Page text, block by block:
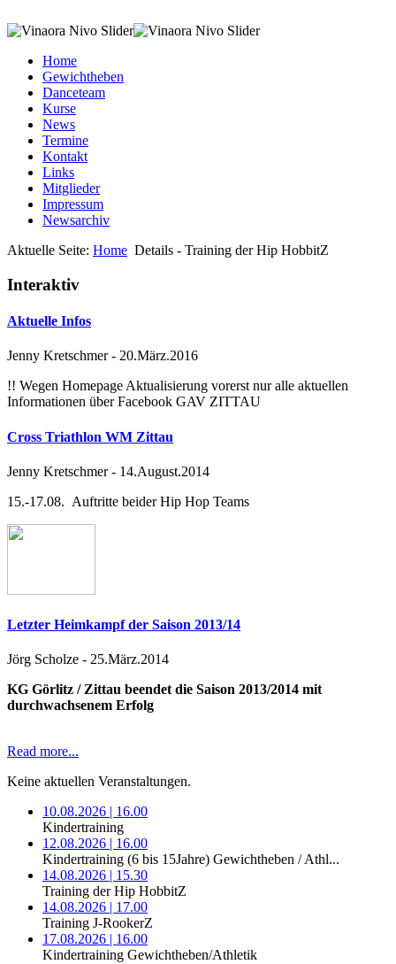
Home
Gewichtheben
Danceteam
Kurse
News
Termine
Kontakt
Links
Mitglieder
Impressum
Newsarchiv
Aktuelle Seite: Home Details - Training der Hip HobbitZ
Interaktiv
Aktuelle Infos
Jenny Kretschmer- 20.März.2016
!! Wegen Homepage Aktualisierung vorerst nur alle aktuellen
Informationen über Facebook GAV ZITTAU
Cross Triathlon WM Zittau
Jenny Kretschmer- 14.August.2014
15.-17.08. Auftritte beider Hip Hop Teams
Letzter Heimkampf der Saison 2013/14
Jörg Scholze - 25.März.2014
KG Görlitz / Zittau beendet die Saison 2013/2014 mit
durchwachsenem Erfolg
Read more...
Keine aktuellen Veranstaltungen.
10.08.2026 | 16.00
Kindertraining
12.08.2026 | 16.00
Kindertraining (6 bis 15Jahre) Gewichtheben / Athl...
14.08.2026 | 15.30
Training der Hip HobbitZ
14.08.2026 | 17.00
Training J-RookerZ
17.08.2026 | 16.00
Kindertraining Gewichtheben/Athletik